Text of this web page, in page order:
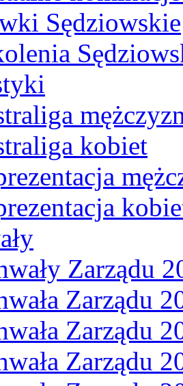
Sędziowskie
kobiet
Zarządu
Zarządu
Zarządu
Zarządu